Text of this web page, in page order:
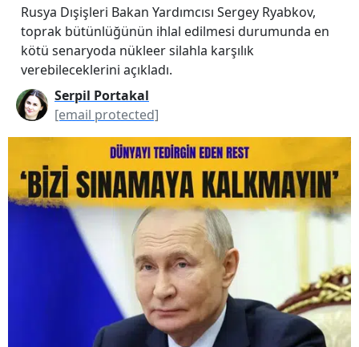
Rusya Dışişleri Bakan Yardımcısı Sergey Ryabkov,
toprak bütünlüğünün ihlal edilmesi durumunda en
kötü senaryoda nükleer silahla karşılık
verebileceklerini açıkladı.
Serpil Portakal
[email protected]